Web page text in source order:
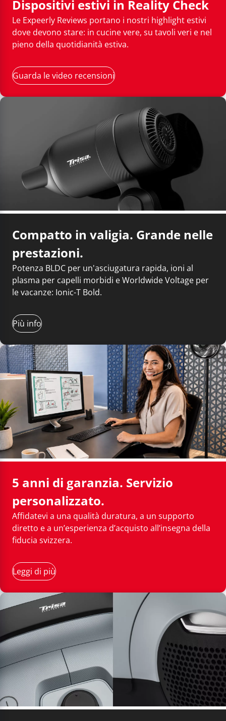
Dispositivi estivi in Reality Check
Le Expeerly Reviews portano i nostri highlight estivi
dove devono stare: in cucine vere, su tavoli veri e nel
pieno della quotidianità estiva.
Guarda le video recensioni
Compatto in valigia. Grande nelle
prestazioni.
Potenza BLDC per un'asciugatura rapida, ioni al
plasma per capelli morbidi e Worldwide Voltage per
le vacanze: Ionic-T Bold.
Più info
5 anni di garanzia. Servizio
personalizzato.
Affidatevi a una qualità duratura, a un supporto
diretto e a un’esperienza d’acquisto all’insegna della
fiducia svizzera.
Leggi di più